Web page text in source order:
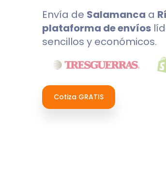
Envía de Salamanca a
plataforma de envíos
sencillos y económicos.
Cotiza GRATIS